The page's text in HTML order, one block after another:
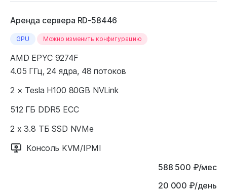
Аренда сервера RD-58446
GPU Можно изменить конфигурацию
AMD EPYC 9274F
4.05 ГГц, 24 ядра, 48 потоков
2 × Tesla H100 80GB NVLink
512 ГБ DDR5 ECC
2 x 3.8 ТБ SSD NVMe
Консоль KVM/IPMI
588 500 ₽/мес
20 000 ₽/день